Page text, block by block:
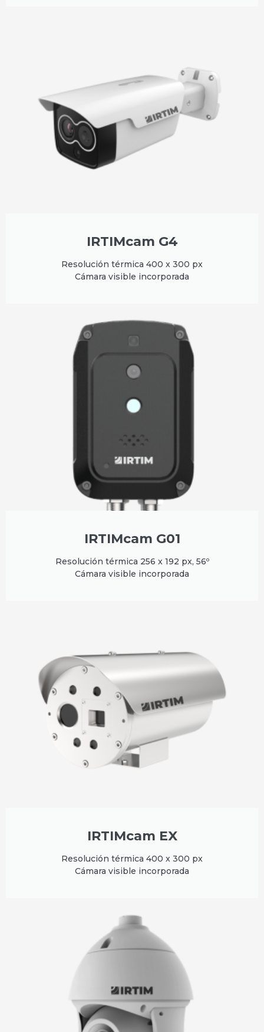
IRTIMcam G4
Resolución térmica 400 x 300 px
Cámara visible incorporada
IRTIMcam G01
Resolución térmica 256 x 192 px, 56º
Cámara visible incorporada
IRTIMcam EX
Resolución térmica 400 x 300 px
Cámara visible incorporada